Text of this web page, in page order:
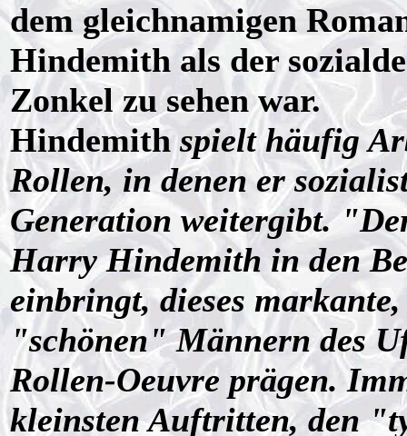
dem gleichnamigen
Hindemith als der
Zonkel zu sehen war.
Hindemithspielt häufig
Rollen, in denen er
Generation weitergibt.
Harry Hindemith in den
einbringt, dieses
"schönen" Männern des
Rollen-Oeuvre prägen.
kleinsten Auftritten, den